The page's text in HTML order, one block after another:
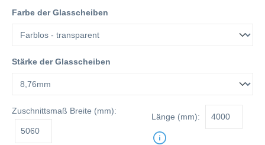
Farbe der Glasscheiben
Stärke der Glasscheiben
Zuschnittsmaß Breite (mm):
Länge (mm):